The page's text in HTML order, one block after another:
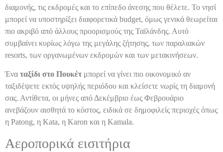
διαμονής, τις εκδρομές και το επίπεδο άνεσης που θέλετε. Το νησί
μπορεί να υποστηρίξει διαφορετικά budget, όμως γενικά θεωρείται
πιο ακριβό από άλλους προορισμούς της Ταϊλάνδης. Αυτό
συμβαίνει κυρίως λόγω της μεγάλης ζήτησης, των παραλιακών
resorts, των οργανωμένων εκδρομών και των μετακινήσεων.
Ένα ταξίδι στο Πουκέτ μπορεί να γίνει πιο οικονομικό αν
ταξιδέψετε εκτός υψηλής περιόδου και κλείσετε νωρίς τη διαμονή
σας. Αντίθετα, οι μήνες από Δεκέμβριο έως Φεβρουάριο
ανεβάζουν αισθητά το κόστος, ειδικά σε δημοφιλείς περιοχές όπως
η Patong, η Kata, η Karon και η Kamala.
Αεροπορικά εισιτήρια